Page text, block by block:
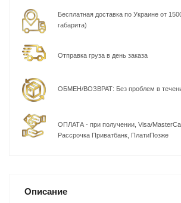
Бесплатная доставка по Украине от
габарита)
Отправка груза в день заказа
ОБМЕН/ВОЗВРАТ: Без проблем в
ОПЛАТА - при получении, Visa/
Рассрочка Приватбанк, ПлатиПозже
Описание